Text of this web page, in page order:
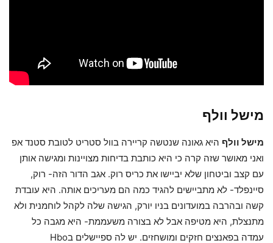
מישל וולף
מישל וולף היא גאונה שנטשה קריירה בוול סטריט לטובת סטנד אפ
ואני מאושר שזה קרה כי היא כותבת בדיחות מצויינות ומגישה אותן
עם קצב וביטחון שלא יביישו את כריס רוק. אגב הדור הזה- רוק,
סיינפלד- לא מתביישים להגיד כמה הם מעריכים אותה. היא עובדת
קשה ובהרבה במועדונים בניו יורק, הגישה שלה לקהל לוחמנית ולא
מתנצלת, היא מטיפה אבל לא בצורה משעממת- היא מגבה כל
עמדה בפאנצים חזקים ומושחזים. יש לה ספיישלים בHbo